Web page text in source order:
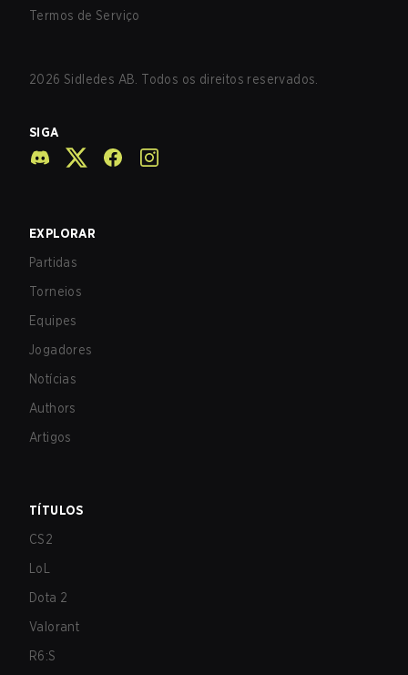
Termos de Serviço
2026 Sidledes AB. Todos os direitos reservados.
SIGA
EXPLORAR
Partidas
Torneios
Equipes
Jogadores
Notícias
Authors
Artigos
TÍTULOS
CS2
LoL
Dota 2
Valorant
R6:S